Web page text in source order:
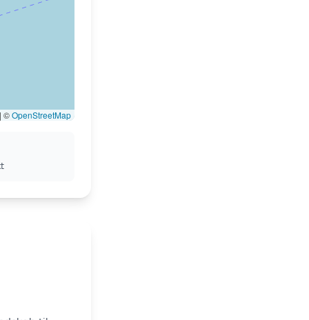
| ©OpenStreetMap